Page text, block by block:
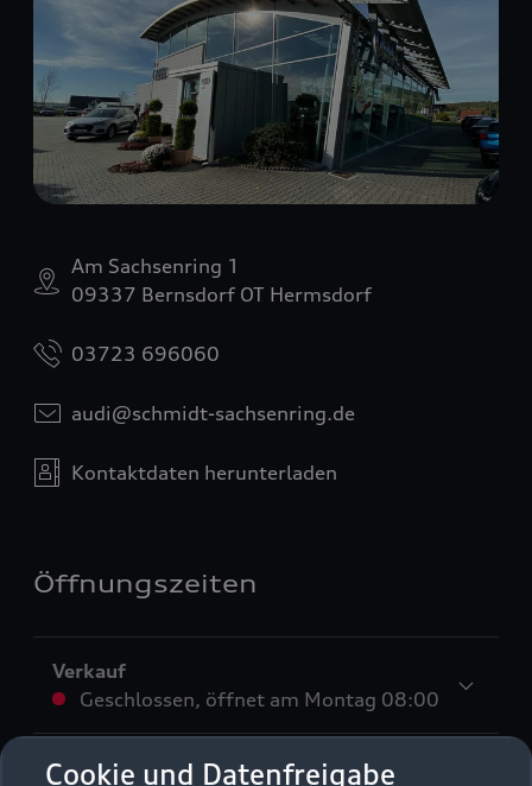
Cookie und Datenfreigabe
Am Sachsenring 1
09337 Bernsdorf OT Hermsdorf
03723 696060
audi@schmidt-sachsenring.de
Kontaktdaten herunterladen
Öffnungszeiten
Verkauf
Geschlossen, öffnet am Montag 08:00
Service